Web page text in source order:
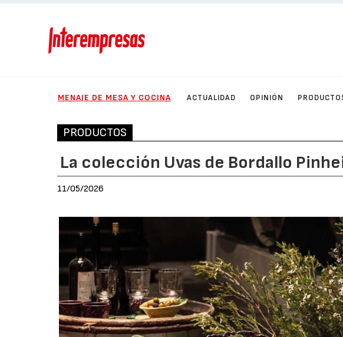
MENAJE DE MESA Y COCINA ACTUALIDAD OPINIÓN
PRODUCTOS
La colección Uvas de Bordallo
11/05/2026